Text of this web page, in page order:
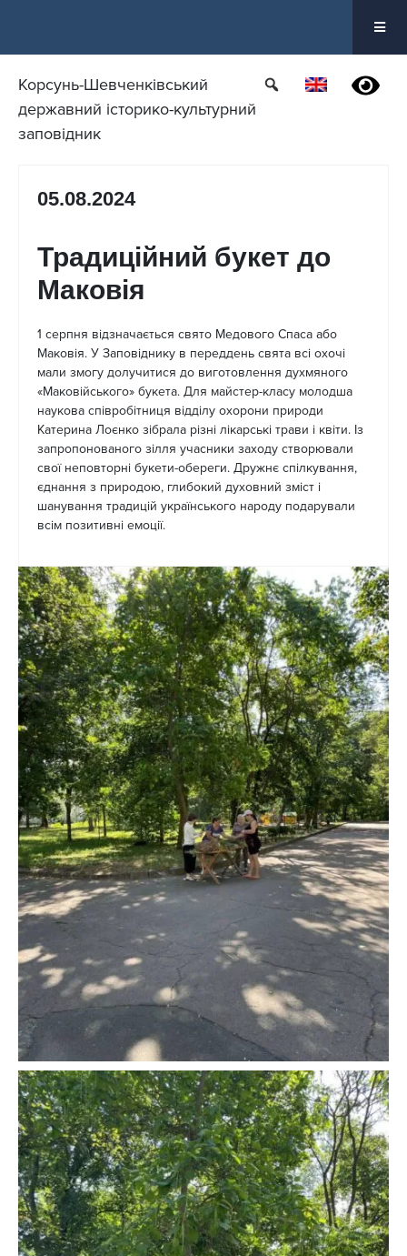
Корсунь-Шевченківський
державний історико-культурний
заповідник
05.08.2024
Традиційний букет до
Маковія
1 серпня відзначається свято Медового Спаса або
Маковія. У Заповіднику в переддень свята всі охочі
мали змогу долучитися до виготовлення духмяного
«Маковійського» букета. Для майстер-класу молодша
наукова співробітниця відділу охорони природи
Катерина Лоєнко зібрала різні лікарські трави і квіти. Із
запропонованого зілля учасники заходу створювали
свої неповторні букети-обереги. Дружнє спілкування,
єднання з природою, глибокий духовний зміст і
шанування традицій українського народу подарували
всім позитивні емоції.